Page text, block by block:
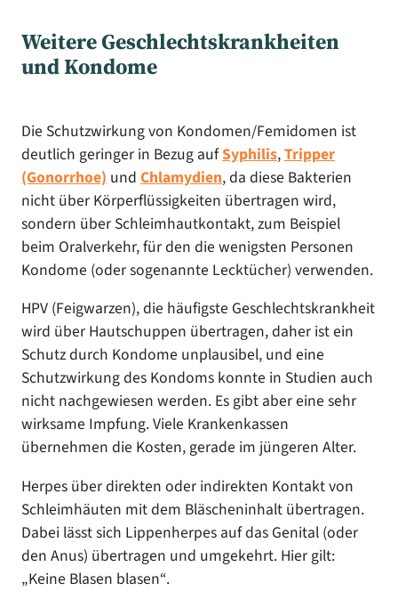
Weitere Geschlechtskrankheiten
und Kondome
Die Schutzwirkung von Kondomen/Femidomen ist
deutlich geringer in Bezug aufSyphilis,Tripper
(Gonorrhoe) und Chlamydien, da diese Bakterien
nicht über Körperflüssigkeiten übertragen wird,
sondern über Schleimhautkontakt, zum Beispiel
beim Oralverkehr, für den die wenigsten Personen
Kondome (oder sogenannte Lecktücher) verwenden.
HPV (Feigwarzen), die häufigste Geschlechtskrankheit
wird über Hautschuppen übertragen, daher ist ein
Schutz durch Kondome unplausibel, und eine
Schutzwirkung des Kondoms konnte in Studien auch
nicht nachgewiesen werden. Es gibt aber eine sehr
wirksame Impfung. Viele Krankenkassen
übernehmen die Kosten, gerade im jüngeren Alter.
Herpes über direkten oder indirekten Kontakt von
Schleimhäuten mit dem Bläscheninhalt übertragen.
Dabei lässt sich Lippenherpes auf das Genital (oder
den Anus) übertragen und umgekehrt. Hier gilt:
„Keine Blasen blasen“.